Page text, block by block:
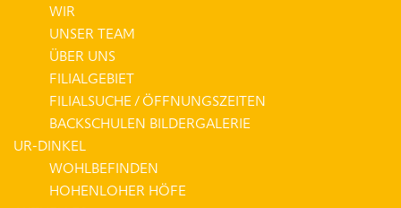
WIR
UNSER TEAM
ÜBER UNS
FILIALGEBIET
FILIALSUCHE / ÖFFNUNGSZEITEN
BACKSCHULEN BILDERGALERIE
UR-DINKEL
WOHLBEFINDEN
HOHENLOHER HÖFE